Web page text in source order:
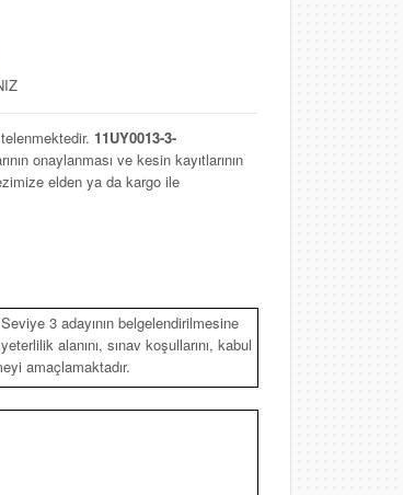
11UY0013-3-
onaylanması ve kesin kayıtlarının
elden ya da kargo ile
3 adayının belgelendirilmesine
alanını, sınav koşullarını, kabul
amaçlamaktadır.